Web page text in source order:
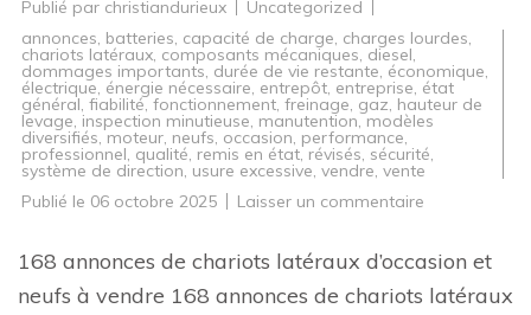
Publié par christiandurieux
Uncategorized
annonces, batteries, capacité de charge, charges lourdes,
chariots latéraux, composants mécaniques, diesel,
dommages importants, durée de vie restante, économique,
électrique, énergie nécessaire, entrepôt, entreprise, état
général, fiabilité, fonctionnement, freinage, gaz, hauteur de
levage, inspection minutieuse, manutention, modèles
diversifiés, moteur, neufs, occasion, performance,
professionnel, qualité, remis en état, révisés, sécurité,
système de direction, usure excessive, vendre, vente
Publié le 06 octobre 2025 Laisser un commentaire
chariots
latéraux
neufs
et
168 annonces de chariots latéraux d’occasion et
neufs à vendre 168 annonces de chariots latéraux